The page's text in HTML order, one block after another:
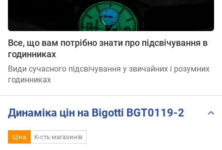
Все, що вам потрібно знати про підсвічування в
годинниках
Види сучасного підсвічування у звичайних і розумних
годинниках
Динаміка цін на Bigotti BGT0119-2
Ціна К-сть магазинів